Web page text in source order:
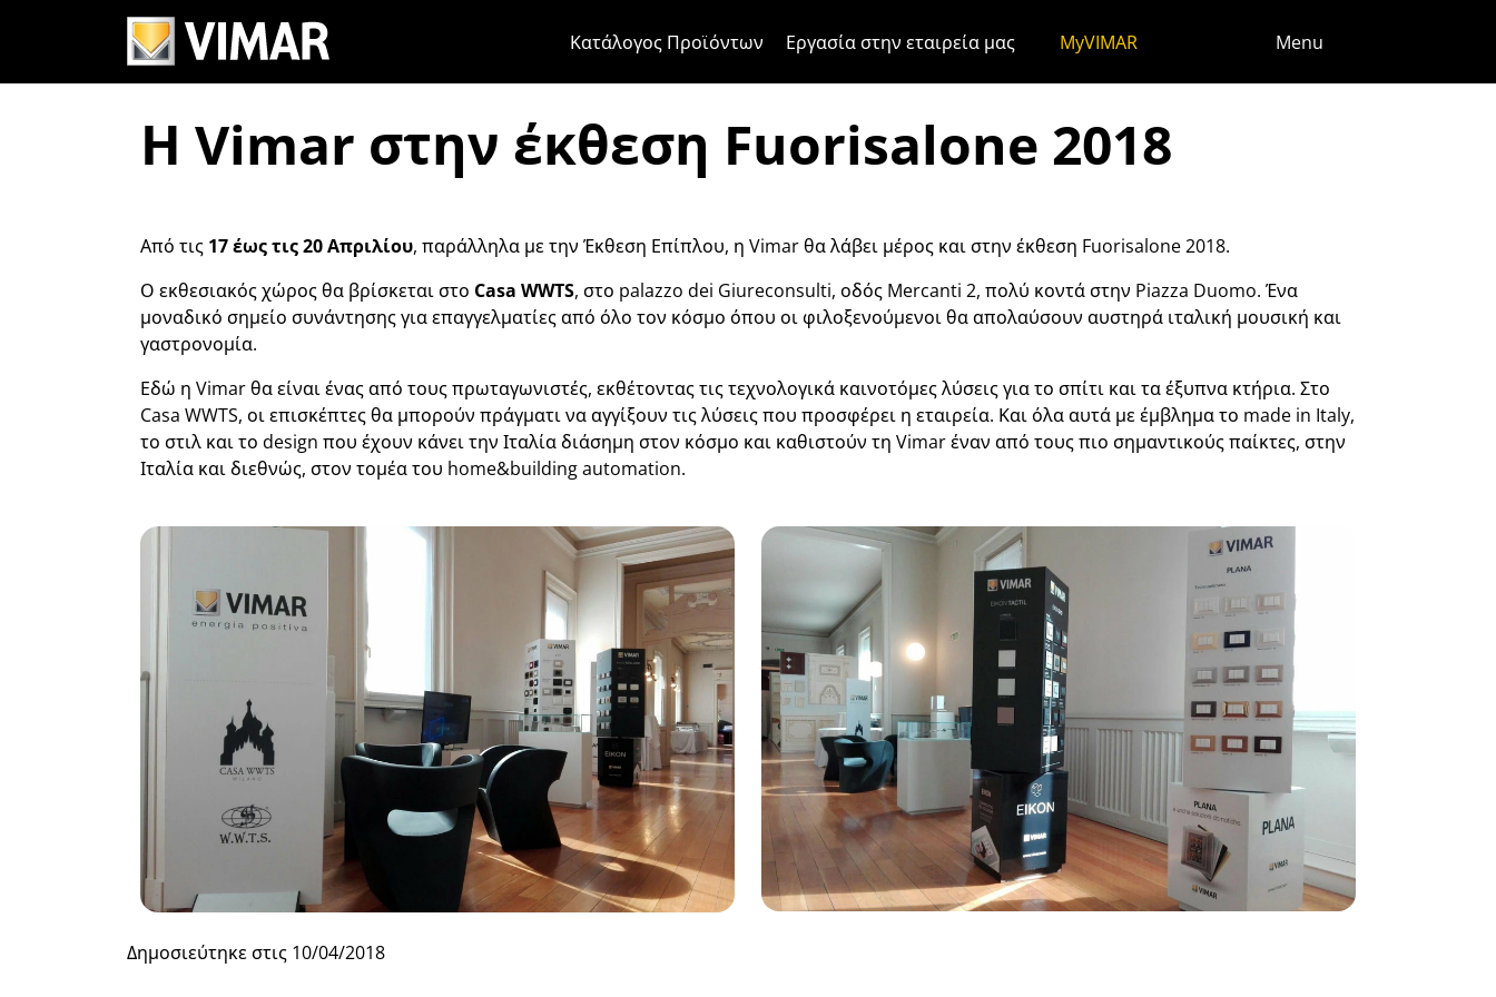
Κατάλογος Προϊόντων Εργασία στην εταιρεία μας MyVIMAR Menu
Η Vimar στην έκθεση Fuorisalone 2018
Από τις 17 έως τις 20 Απριλίου, παράλληλα με την Έκθεση Επίπλου, η Vimar θα λάβει μέρος και στην έκθεση Fuorisalone 2018.
Ο εκθεσιακός χώρος θα βρίσκεται στο Casa WWTS, στο palazzo dei Giureconsulti, οδός Mercanti 2, πολύ κοντά στην Piazza Duomo. Ένα
μοναδικό σημείο συνάντησης για επαγγελματίες από όλο τον κόσμο όπου οι φιλοξενούμενοι θα απολαύσουν αυστηρά ιταλική μουσική και
γαστρονομία.
Εδώ η Vimar θα είναι ένας από τους πρωταγωνιστές, εκθέτοντας τις τεχνολογικά καινοτόμες λύσεις για το σπίτι και τα έξυπνα κτήρια. Στο
Casa WWTS, οι επισκέπτες θα μπορούν πράγματι να αγγίξουν τις λύσεις που προσφέρει η εταιρεία. Και όλα αυτά με έμβλημα το made in Italy,
το στιλ και το design που έχουν κάνει την Ιταλία διάσημη στον κόσμο και καθιστούν τη Vimar έναν από τους πιο σημαντικούς παίκτες, στην
Ιταλία και διεθνώς, στον τομέα του home&building automation.
Δημοσιεύτηκε στις 10/04/2018